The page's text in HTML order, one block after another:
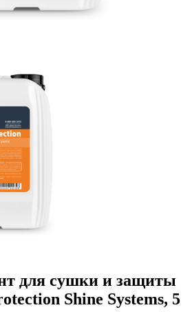
для сушки и защиты
Shine Systems, 5